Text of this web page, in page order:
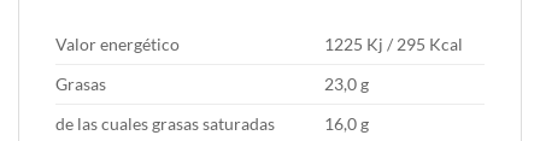
Valor energético
1225 Kj / 295 Kcal
Grasas
23,0 g
de las cuales grasas saturadas
16,0 g